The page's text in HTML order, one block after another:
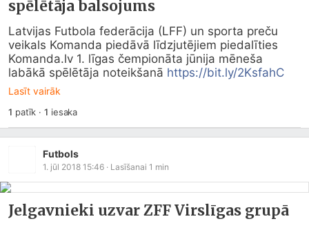
spēlētāja balsojums
Latvijas Futbola federācija (LFF) un sporta preču
Komanda.lv 1. līgas čempionāta jūnija mēneša
labākā spēlētāja noteikšanā https://bit.ly/2KsfahC
Lasīt vairāk
1 patīk ·1 iesaka
Futbols
1. jūl 2018 15:46 · Lasīšanai 1 min
Jelgavnieki uzvar ZFF Virslīgas grupā